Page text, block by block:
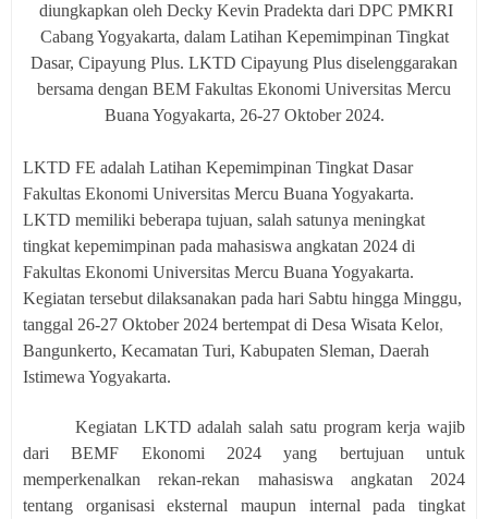
diungkapkan oleh Decky Kevin Pradekta dari DPC PMKRI
Cabang Yogyakarta, dalam Latihan Kepemimpinan Tingkat
Dasar, Cipayung Plus. LKTD Cipayung Plus diselenggarakan
bersama dengan BEM Fakultas Ekonomi Universitas Mercu
Buana Yogyakarta, 26-27 Oktober 2024.
LKTD FE adalah Latihan Kepemimpinan Tingkat Dasar
Fakultas Ekonomi Universitas Mercu Buana Yogyakarta.
LKTD memiliki beberapa tujuan, salah satunya meningkat
tingkat kepemimpinan pada mahasiswa angkatan 2024 di
Fakultas Ekonomi Universitas Mercu Buana Yogyakarta.
Kegiatan tersebut dilaksanakan pada hari Sabtu hingga Minggu,
tanggal 26-27 Oktober 2024 bertempat di Desa Wisata Kelor,
Bangunkerto, Kecamatan Turi, Kabupaten Sleman, Daerah
Istimewa Yogyakarta.
Kegiatan LKTD adalah salah satu program kerja wajib
dari BEMF Ekonomi 2024 yang bertujuan untuk
memperkenalkan rekan-rekan mahasiswa angkatan 2024
tentang organisasi eksternal maupun internal pada tingkat